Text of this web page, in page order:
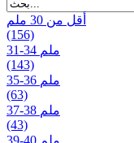
أقل من 30 ملم
(156)
31-34 ملم
(143)
35-36 ملم
(63)
37-38 ملم
(43)
39-40 ملم